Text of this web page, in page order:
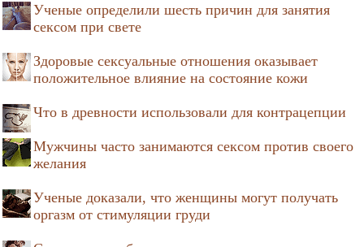
Ученые определили шесть причин для занятия
сексом при свете
Здоровые сексуальные отношения оказывает
положительное влияние на состояние кожи
Что в древности использовали для контрацепции
Мужчины часто занимаются сексом против своего
желания
Ученые доказали, что женщины могут получать
оргазм от стимуляции груди